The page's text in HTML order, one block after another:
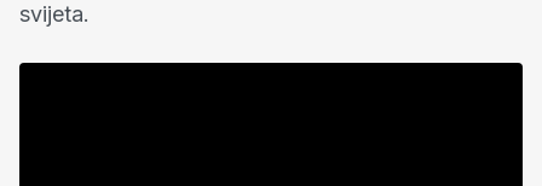
svijeta.